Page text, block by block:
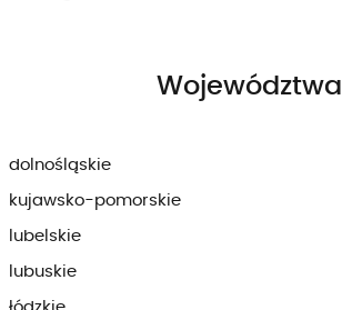
Województwa
dolnośląskie
kujawsko-pomorskie
lubelskie
lubuskie
łódzkie